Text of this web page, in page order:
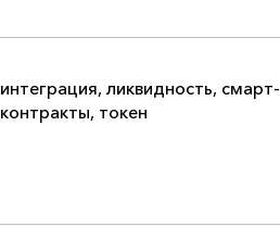
интеграция,ликвидность, смарт-
контракты, токен